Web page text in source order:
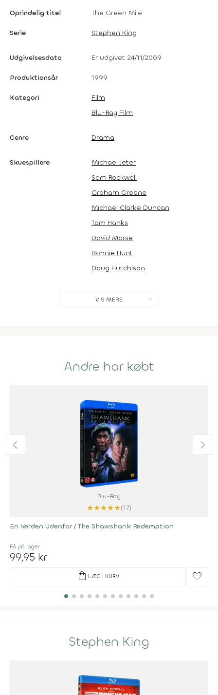
Oprindelig titel The Green Mile
Serie Stephen King
Udgivelsesdato Er udgivet 24/11/2009
Produktionsår 1999
Kategori
Film
Blu-Ray Film
Genre Drama
Skuespillere
Michael Jeter
Sam Rockwell
Graham Greene
Michael Clarke Duncan
Tom Hanks
David Morse
Bonnie Hunt
Doug Hutchison
VIS MERE
Andre har købt
Blu-Ray
★★★★★(17)
En Verden Udenfor / The Shawshank Redemption
Få på lager
99,95 kr
shopping_bag LÆG I KURV favorite
Stephen King